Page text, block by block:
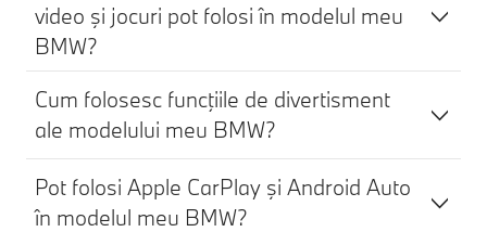
video şi jocuri pot folosi în modelul meu
BMW?
Cum folosesc funcţiile de divertisment
ale modelului meu BMW?
Pot folosi Apple CarPlay şi Android Auto
în modelul meu BMW?